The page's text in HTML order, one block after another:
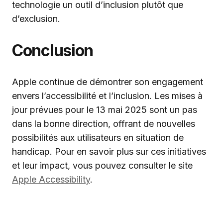
technologie un outil d’inclusion plutôt que
d’exclusion.
Conclusion
Apple continue de démontrer son engagement
envers l’accessibilité et l’inclusion. Les mises à
jour prévues pour le 13 mai 2025 sont un pas
dans la bonne direction, offrant de nouvelles
possibilités aux utilisateurs en situation de
handicap. Pour en savoir plus sur ces initiatives
et leur impact, vous pouvez consulter le site
Apple Accessibility.